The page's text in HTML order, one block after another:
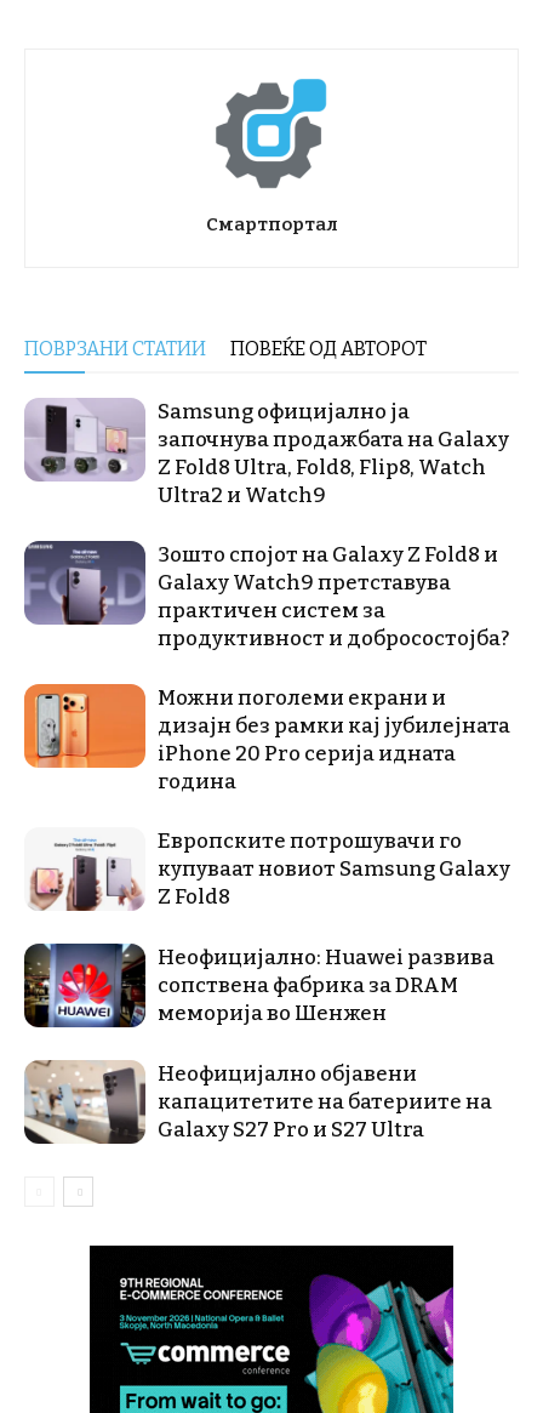
Смартпортал
ПОВРЗАНИ СТАТИИ ПОВЕЌЕ ОД АВТОРОТ
Samsung официјално ја
започнува продажбата на Galaxy
Z Fold8 Ultra, Fold8, Flip8, Watch
Ultra2 и Watch9
Зошто спојот на Galaxy Z Fold8 и
Galaxy Watch9 претставува
практичен систем за
продуктивност и добросостојба?
Можни поголеми екрани и
дизајн без рамки кај јубилејната
iPhone 20 Pro серија идната
година
Европските потрошувачи го
купуваат новиот Samsung Galaxy
Z Fold8
Неофицијално: Huawei развива
сопствена фабрика за DRAM
меморија во Шенжен
Неофицијално објавени
капацитетите на батериите на
Galaxy S27 Pro и S27 Ultra